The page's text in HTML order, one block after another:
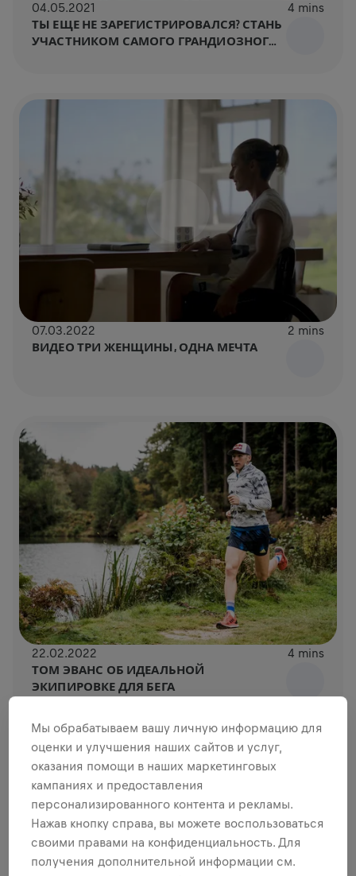
04.05.2021 4 mins
ТЫ ЕЩЕ НЕ ЗАРЕГИСТРИРОВАЛСЯ? СТАНЬ
УЧАСТНИКОМ САМОГО ГРАНДИОЗНОГО
07.03.2022 2 mins
ВИДЕО ТРИ ЖЕНЩИНЫ, ОДНА МЕЧТА
22.02.2022 4 mins
ТОМ ЭВАНС ОБ ИДЕАЛЬНОЙ
ЭКИПИРОВКЕ ДЛЯ БЕГА
Мы обрабатываем вашу личную информацию для
оценки и улучшения наших сайтов и услуг,
оказания помощи в наших маркетинговых
кампаниях и предоставления
персонализированного контента и рекламы.
Нажав кнопку справа, вы можете воспользоваться
своими правами на конфиденциальность. Для
получения дополнительной информации см.